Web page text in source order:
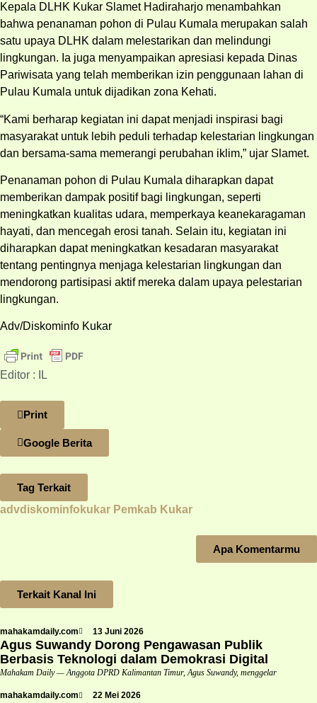
Kepala DLHK Kukar Slamet Hadiraharjo menambahkan
bahwa penanaman pohon di Pulau Kumala merupakan salah
satu upaya DLHK dalam melestarikan dan melindungi
lingkungan. Ia juga menyampaikan apresiasi kepada Dinas
Pariwisata yang telah memberikan izin penggunaan lahan di
Pulau Kumala untuk dijadikan zona Kehati.
“Kami berharap kegiatan ini dapat menjadi inspirasi bagi
masyarakat untuk lebih peduli terhadap kelestarian lingkungan
dan bersama-sama memerangi perubahan iklim,” ujar Slamet.
Penanaman pohon di Pulau Kumala diharapkan dapat
memberikan dampak positif bagi lingkungan, seperti
meningkatkan kualitas udara, memperkaya keanekaragaman
hayati, dan mencegah erosi tanah. Selain itu, kegiatan ini
diharapkan dapat meningkatkan kesadaran masyarakat
tentang pentingnya menjaga kelestarian lingkungan dan
mendorong partisipasi aktif mereka dalam upaya pelestarian
lingkungan.
Adv/Diskominfo Kukar
Editor : IL
Print
Google Berita
Tag Terkait
advdiskominfokukar Pemkab Kukar
Apa Komentarmu
Terkait Kanal Ini
mahakamdaily.com 13 Juni 2026
Agus Suwandy Dorong Pengawasan Publik
Berbasis Teknologi dalam Demokrasi Digital
Mahakam Daily — Anggota DPRD Kalimantan Timur, Agus Suwandy, menggelar
mahakamdaily.com 22 Mei 2026